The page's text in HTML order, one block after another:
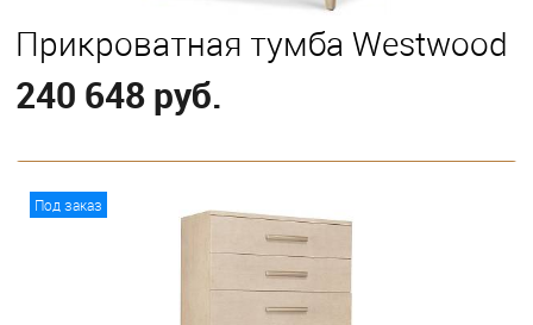
Прикроватная тумба Westwood
240 648 руб.
В корзину
Под заказ